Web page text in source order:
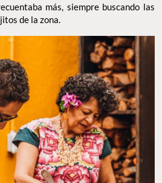
más, siempre buscando las
de la zona.